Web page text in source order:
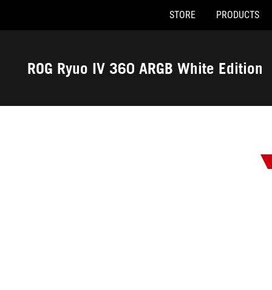
Accessibility links
STORE PRODUCTS
ROG Ryuo IV 360 ARGB White Edition